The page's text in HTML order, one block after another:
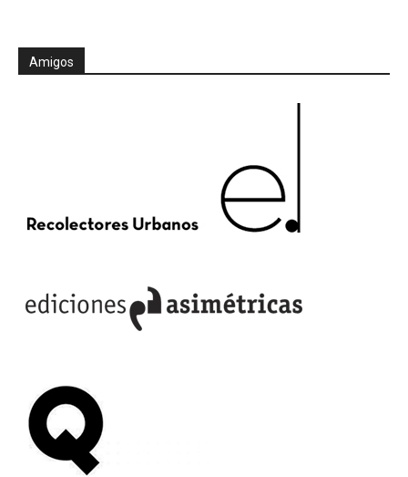
Amigos